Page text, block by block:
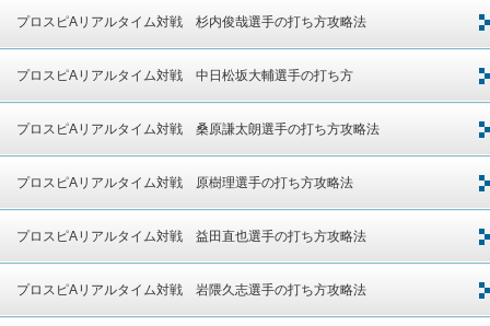
プロスピAリアルタイム対戦 杉内俊哉選手の打ち方攻略法
プロスピAリアルタイム対戦 中日松坂大輔選手の打ち方
プロスピAリアルタイム対戦 桑原謙太朗選手の打ち方攻略法
プロスピAリアルタイム対戦 原樹理選手の打ち方攻略法
プロスピAリアルタイム対戦 益田直也選手の打ち方攻略法
プロスピAリアルタイム対戦 岩隈久志選手の打ち方攻略法